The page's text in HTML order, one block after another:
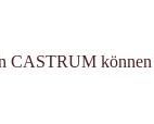
CASTRUM können